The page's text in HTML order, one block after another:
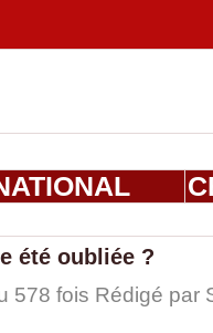
été oubliée ?
578 fois Rédigé par